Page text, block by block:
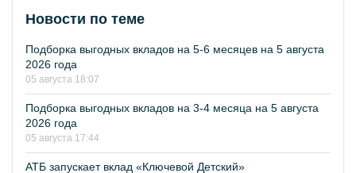
Новости по теме
Подборка выгодных вкладов на 5-6 месяцев на 5 августа
2026 года
05 августа 18:07
Подборка выгодных вкладов на 3-4 месяца на 5 августа
2026 года
05 августа 17:44
АТБ запускает вклад «Ключевой Детский»